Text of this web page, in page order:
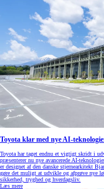
Toyota klar med nye AI-
Toyota har taget endnu et vigtigt skridt i
præsenterer nu nye avancerede AI-
er designet af den danske stjernearkitekt
gøre det muligt at udvikle og afprøve nye
sikkerhed, tryghed og hverdagsliv.
Læs mere